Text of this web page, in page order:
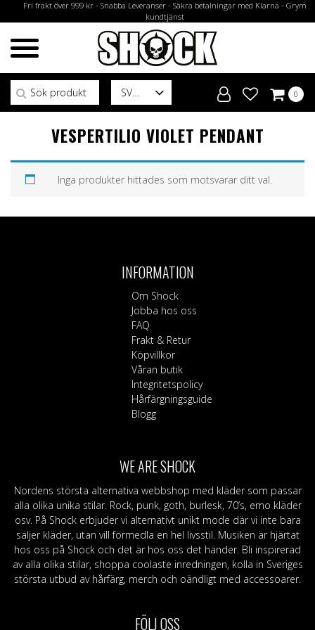
Fri frakt över 999 kr - Snabba Leveranser - Säkra betalningar med Klarna - Grym
kundtjänst
SV
Sök efter:
0
VESPERTILIO VIOLET PENDANT
Inga produkter hittades som motsvarar ditt val.
INFORMATION
Om Shock
Jobba hos oss
FAQ
Frakt & Retur
Köpvillkor
Våran butik
Integritetspolicy
Hårfärgningsguide
Blogg
WE ARE SHOCK
Nordens största alternativa webbshop med kläder som passar
alla olika unika stilar. Rock, punk, goth, burlesk, 70’s, emo kläder
osv. På Shock erbjuder vi alternativt unikt mode där vi inte bara
säljer kläder, utan vill förmedla en hel livsstil. Musiken är hjärtat
hos oss på Shock och det är hos oss det händer. Bli inspirerad
av alla olika stilar, shoppa coolaste inredningen, kolla in Sveriges
största utbud av hårfärg, merch och oändligt med accessoarer.
FÖLJ OSS